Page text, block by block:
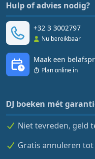
Hulp of advies nodig?
+32 3 3002797
Nu bereikbaar
Maak een
Plan online in
DJ boeken mét
Niet tevreden, geld
Gratis annuleren